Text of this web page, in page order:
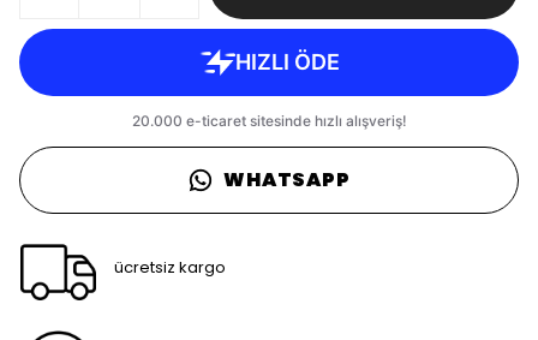
WHATSAPP
ücretsiz kargo